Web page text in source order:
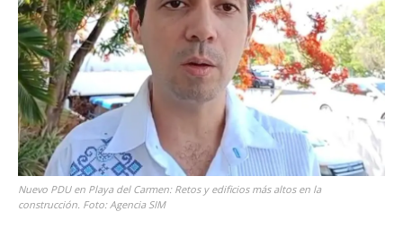
Nuevo PDU en Playa del Carmen: Retos y edificios más altos en la
construcción. Foto: Agencia SIM